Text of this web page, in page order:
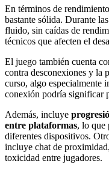
En términos de
bastante sólida. Durante
fluido, sin caídas de
técnicos que afecten el
El juego también cuenta
contra desconexiones y la
curso, algo especialmente
conexión podría significar
Además, incluye
entre plataformas, lo que
diferentes dispositivos.
incluye chat de
toxicidad entre jugadores.